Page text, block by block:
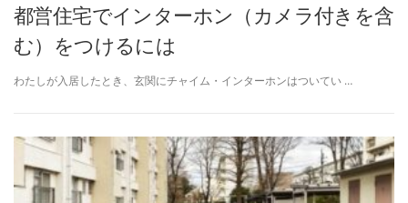
都営住宅でインターホン（カメラ付きを含
む）をつけるには
わたしが入居したとき、玄関にチャイム・インターホンはついてい …